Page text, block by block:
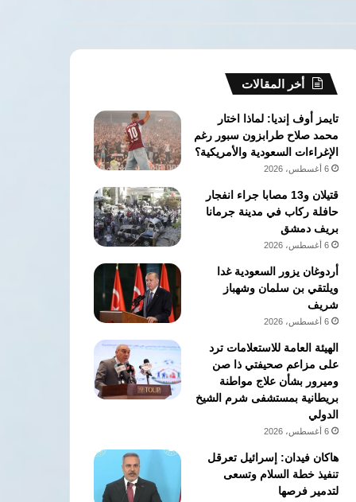
أخر المقالات
تايمز أوف إنديا: لماذا اختار
محمد صلاح طرابزون سبور رغم
الإغراءات السعودية والأمريكية؟
6 أغسطس، 2026
قتيلان و13 مصابا جراء انفجار
حافلة ركاب في مدينة جرمانا
بريف دمشق
6 أغسطس، 2026
أردوغان يزور السعودية غدا
ويلتقي بن سلمان وشهباز
شريف
6 أغسطس، 2026
الهيئة العامة للاستعلامات ترد
على مزاعم صحيفتي ذا صن
وميرور بشأن علاج مواطنة
بريطانية بمستشفى شرم الشيخ
الدولي
6 أغسطس، 2026
هاكان فيدان: إسرائيل تعرقل
تنفيذ خطة السلام وتسعى
لتدمير فرصها